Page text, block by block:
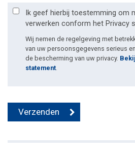
Ik geef hierbij toestemming om
verwerken conform het Privacy
Wij nemen de regelgeving met
van uw persoonsgegevens serieus
de bescherming van uw privacy.
statement.